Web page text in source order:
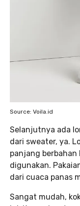
Source: Voila.id
Selanjutnya ada
dari sweater, ya.
panjang
digunakan.
dari cuaca panas
Sangat mudah,